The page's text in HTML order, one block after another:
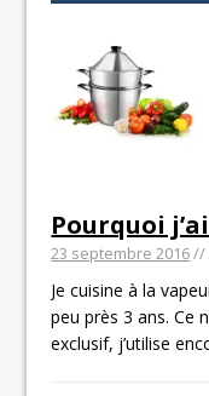
Pourquoi
23 septembre 2016//
Je cuisine à la
peu près 3 ans. Ce
exclusif, j’utilise